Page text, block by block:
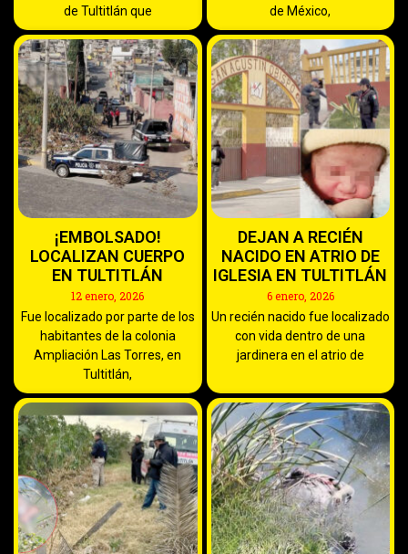
de Tultitlán que
de México,
¡EMBOLSADO!
LOCALIZAN CUERPO
EN TULTITLÁN
12 enero, 2026
Fue localizado por parte de los
habitantes de la colonia
Ampliación Las Torres, en
Tultitlán,
DEJAN A RECIÉN
NACIDO EN ATRIO DE
IGLESIA EN TULTITLÁN
6 enero, 2026
Un recién nacido fue localizado
con vida dentro de una
jardinera en el atrio de